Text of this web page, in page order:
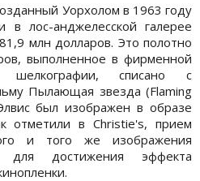
Уорхолом в 1963 году
в лос-анджелесской галерее
млн долларов. Это полотно
выполненное в фирменной
шелкографии, списано с
Пылающая звезда (Flaming
был изображен в образе
отметили в Christie's, прием
и того же изображения
для достижения эффекта